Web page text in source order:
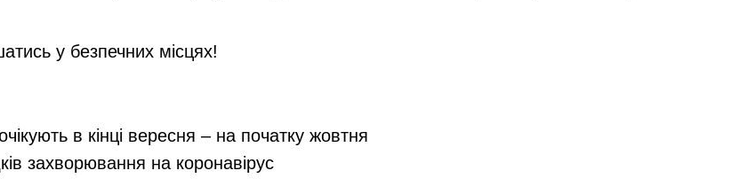
у безпечних місцях!
в кінці вересня – на початку жовтня
захворювання на коронавірус